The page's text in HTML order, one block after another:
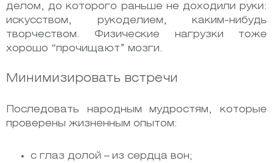
делом, до которого раньше не доходили руки:
искусством, рукоделием, каким-нибудь
творчеством. Физические нагрузки тоже
хорошо “прочищают” мозги.
Минимизировать встречи
Последовать народным мудростям, которые
проверены жизненным опытом:
с глаз долой – из сердца вон;